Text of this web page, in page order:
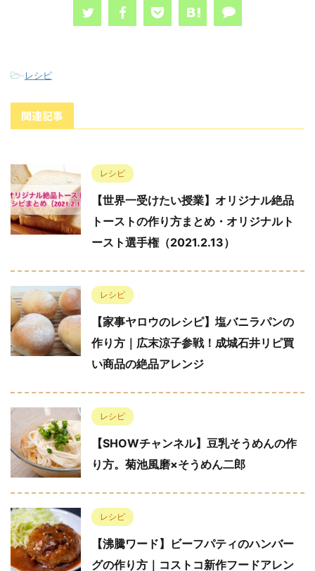
-レシピ
関連記事
レシピ
【世界一受けたい授業】オリジナル絶品
トーストの作り方まとめ・オリジナルト
ースト選手権（2021.2.13）
レシピ
【家事ヤロウのレシピ】塩バニラパンの
作り方｜広末涼子参戦！成城石井リピ買
い商品の絶品アレンジ
レシピ
【SHOWチャンネル】豆乳そうめんの作
り方。菊池風磨×そうめん二郎
レシピ
【沸騰ワード】ビーフパティのハンバー
グの作り方｜コストコ新作フードアレン